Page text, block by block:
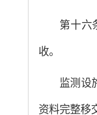
第十六
收。
监测设
资料完整移